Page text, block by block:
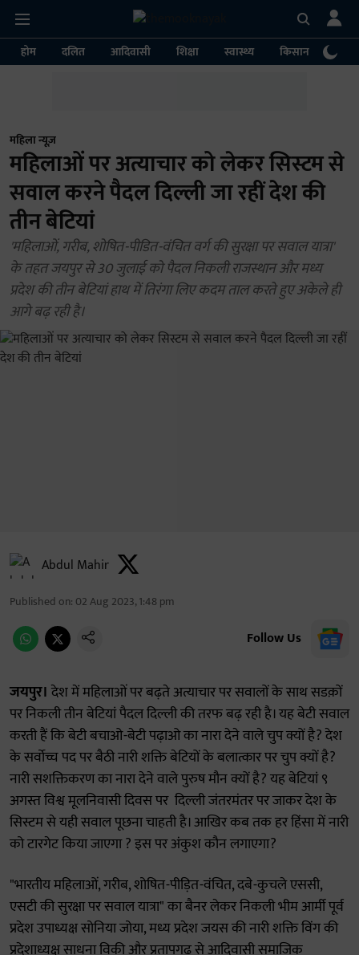
होम दलित आदिवासी शिक्षा स्वास्थ्य किसान
महिला न्यूज़
महिलाओं पर अत्याचार को लेकर सिस्टम से
सवाल करने पैदल दिल्ली जा रहीं देश की
तीन बेटियां
'महिलाओं, गरीब, शोषित-पीडित-वंचित वर्ग की सुरक्षा पर सवाल यात्रा'
के तहत जयपुर से 30 जुलाई को पैदल निकली राजस्थान और मध्य
प्रदेश की तीन बेटियां हाथ में तिरंगा लिए कदम ताल करते हुए अकेले ही
आगे बढ़ रही है।
Abdul Mahir
Published on: 02 Aug 2023, 1:48 pm
Follow Us
जयपुर। देश में महिलाओं पर बढ़ते अत्याचार पर सवालों के साथ सडक़ों
पर निकली तीन बेटियां पैदल दिल्ली की तरफ बढ़ रही है। यह बेटी सवाल
करती हैं कि बेटी बचाओ-बेटी पढ़ाओ का नारा देने वाले चुप क्यों है? देश
के सर्वोच्च पद पर बैठी नारी शक्ति बेटियों के बलात्कार पर चुप क्यों है?
नारी सशक्तिकरण का नारा देने वाले पुरुष मौन क्यों है? यह बेटियां ९
अगस्त विश्व मूलनिवासी दिवस पर दिल्ली जंतरमंतर पर जाकर देश के
सिस्टम से यही सवाल पूछना चाहती है। आखिर कब तक हर हिंसा में नारी
को टारगेट किया जाएगा ? इस पर अंकुश कौन लगाएगा?
"भारतीय महिलाओं, गरीब, शोषित-पीड़ित-वंचित, दबे-कुचले एससी,
एसटी की सुरक्षा पर सवाल यात्रा" का बैनर लेकर निकली भीम आर्मी पूर्व
प्रदेश उपाध्यक्ष सोनिया जोया, मध्य प्रदेश जयस की नारी शक्ति विंग की
प्रदेशाध्यक्ष साधना विकी और प्रतापगढ़ से आदिवासी समाजिक